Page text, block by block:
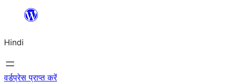
सामग्री
जाएं
Hindi
वर्डप्रेस प्राप्त करें